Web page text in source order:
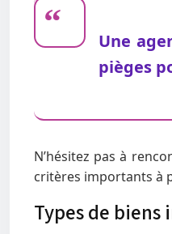
Une
pièges
N’hésitez pas à
critères importants à
Types de biens